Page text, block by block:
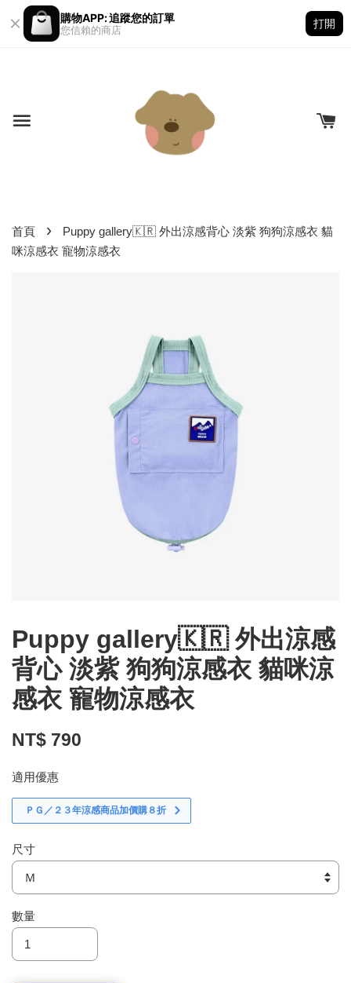
購物APP: 追蹤您的訂單
您信賴的商店
打開
首頁 ›
Puppy gallery🇰🇷 外出涼感背心 淡紫 狗狗涼感衣 貓
咪涼感衣 寵物涼感衣
Puppy gallery🇰🇷 外出涼感
背心 淡紫 狗狗涼感衣 貓咪涼
感衣 寵物涼感衣
NT$ 790
適用優惠
ＰＧ／２３年涼感商品加價購８折
尺寸
數量